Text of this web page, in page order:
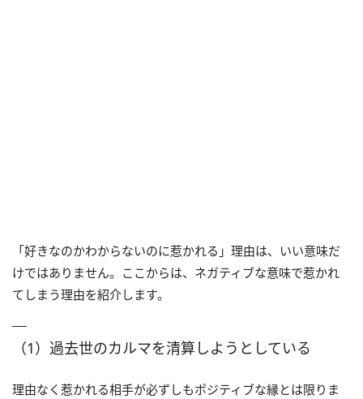
「好きなのかわからないのに惹かれる」理由は、いい意味だ
けではありません。ここからは、ネガティブな意味で惹かれ
てしまう理由を紹介します。
（1）過去世のカルマを清算しようとしている
理由なく惹かれる相手が必ずしもポジティブな縁とは限りま